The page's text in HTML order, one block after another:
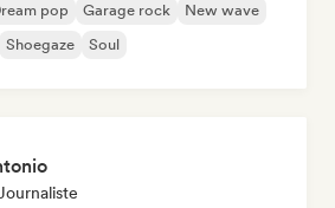
pop Garage rock
New wave
Shoegaze Soul